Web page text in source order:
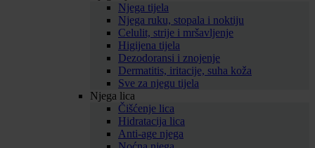
Njega tijela
Njega ruku, stopala i noktiju
Celulit, strije i mršavljenje
Higijena tijela
Dezodoransi i znojenje
Dermatitis, iritacije, suha koža
Sve za njegu tijela
Njega lica
Čišćenje lica
Hidratacija lica
Anti-age njega